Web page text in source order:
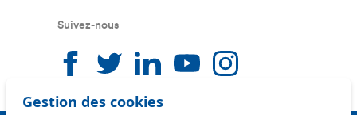
Suivez-nous
Suivez-nous sur facebook
Suivez-nous sur twitter
Suivez-nous sur linkedin
Suivez-nous sur
Suivez-nous
Gestion des cookies